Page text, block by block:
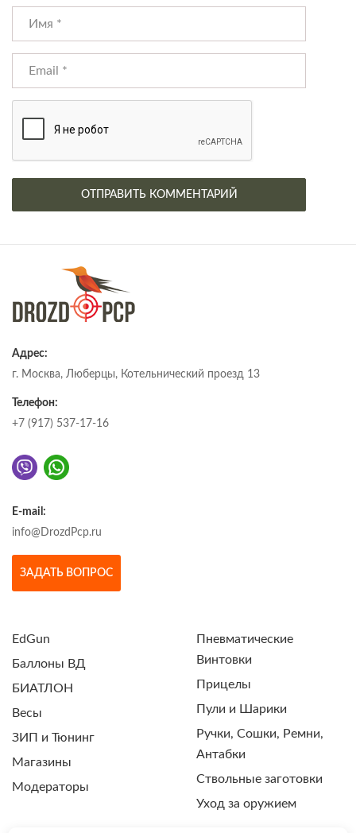
Адрес:
г. Москва, Люберцы, Котельнический проезд 13
Телефон:
+7 (917) 537-17-16
E-mail:
info@DrozdPcp.ru
ЗАДАТЬ ВОПРОС
EdGun
Баллоны ВД
БИАТЛОН
Весы
ЗИП и Тюнинг
Магазины
Модераторы
Пневматические
Винтовки
Прицелы
Пули и Шарики
Ручки, Сошки, Ремни,
Антабки
Ствольные заготовки
Уход за оружием